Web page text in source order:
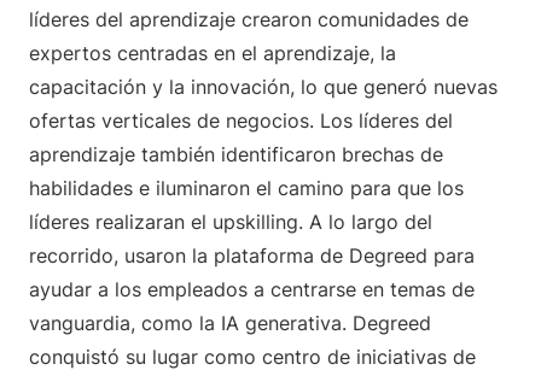
líderes del aprendizaje crearon comunidades de
expertos centradas en el aprendizaje, la
capacitación y la innovación, lo que generó nuevas
ofertas verticales de negocios. Los líderes del
aprendizaje también identificaron brechas de
habilidades e iluminaron el camino para que los
líderes realizaran el upskilling. A lo largo del
recorrido, usaron la plataforma de Degreed para
ayudar a los empleados a centrarse en temas de
vanguardia, como la IA generativa. Degreed
conquistó su lugar como centro de iniciativas de